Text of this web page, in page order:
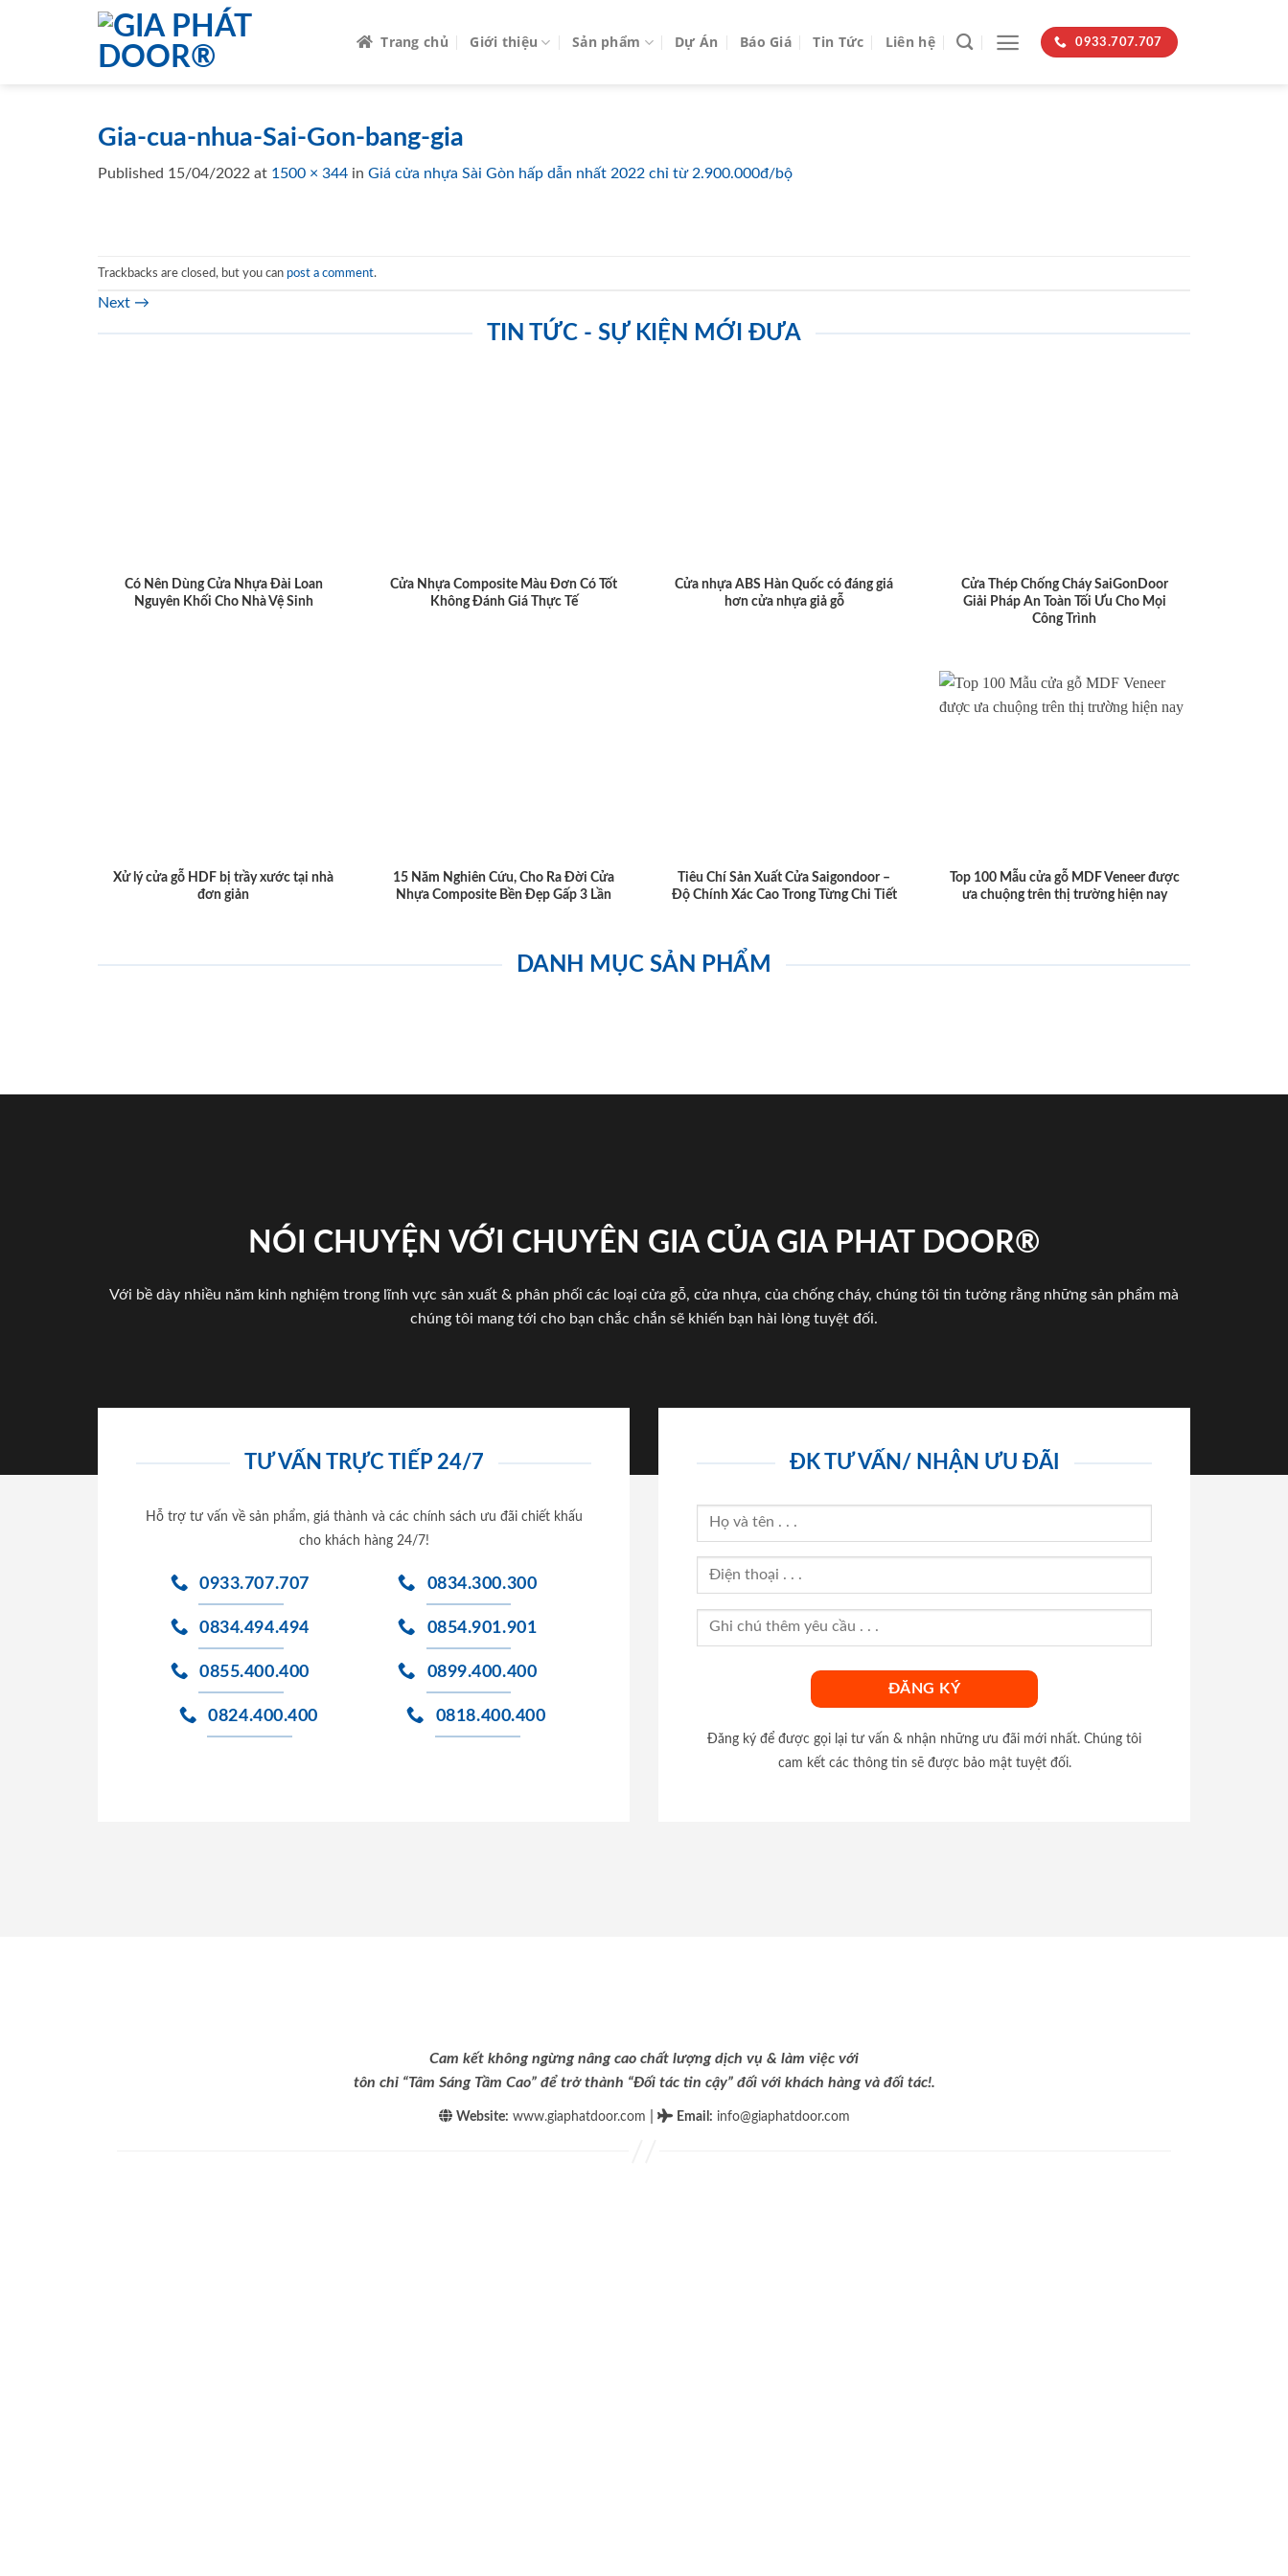
Trang chủ Giới thiệu Sản phẩm Dự Án Báo Giá Tin Tức Liên hệ 0933.707.707
Gia-cua-nhua-Sai-Gon-bang-gia
Published 15/04/2022 at 1500 × 344 in Giá cửa nhựa Sài Gòn hấp dẫn nhất 2022 chỉ từ 2.900.000đ/bộ
Trackbacks are closed, but you can post a comment.
Next →
TIN TỨC - SỰ KIỆN MỚI ĐƯA
Có Nên Dùng Cửa Nhựa Đài Loan
Nguyên Khối Cho Nhà Vệ Sinh
Cửa Nhựa Composite Màu Đơn Có Tốt
Không Đánh Giá Thực Tế
Cửa nhựa ABS Hàn Quốc có đáng giá
hơn cửa nhựa giả gỗ
Cửa Thép Chống Cháy SaiGonDoor
Giải Pháp An Toàn Tối Ưu Cho Mọi
Công Trình
Xử lý cửa gỗ HDF bị trầy xước tại nhà
đơn giản
15 Năm Nghiên Cứu, Cho Ra Đời Cửa
Nhựa Composite Bền Đẹp Gấp 3 Lần
Tiêu Chí Sản Xuất Cửa Saigondoor –
Độ Chính Xác Cao Trong Từng Chi Tiết
Top 100 Mẫu cửa gỗ MDF Veneer được
ưa chuộng trên thị trường hiện nay
DANH MỤC SẢN PHẨM
NÓI CHUYỆN VỚI CHUYÊN GIA CỦA GIA PHAT DOOR®
Với bề dày nhiều năm kinh nghiệm trong lĩnh vực sản xuất & phân phối các loại cửa gỗ, cửa nhựa, của chống cháy, chúng tôi tin tưởng rằng những sản phẩm mà
chúng tôi mang tới cho bạn chắc chắn sẽ khiến bạn hài lòng tuyệt đối.
TƯ VẤN TRỰC TIẾP 24/7
Hỗ trợ tư vấn về sản phẩm, giá thành và các chính sách ưu đãi chiết khấu
cho khách hàng 24/7!
0933.707.707
0834.494.494
0855.400.400
0824.400.400
0834.300.300
0854.901.901
0899.400.400
0818.400.400
ĐK TƯ VẤN/ NHẬN ƯU ĐÃI
Đăng ký để được gọi lại tư vấn & nhận những ưu đãi mới nhất. Chúng tôi
cam kết các thông tin sẽ được bảo mật tuyệt đối.
Cam kết không ngừng nâng cao chất lượng dịch vụ & làm việc với
tôn chỉ “Tâm Sáng Tầm Cao” để trở thành “Đối tác tin cậy” đối với khách hàng và đối tác!.
Website: www.giaphatdoor.com Email : info@giaphatdoor.com